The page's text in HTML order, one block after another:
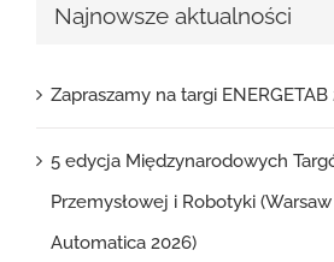
Najnowsze aktualności
Zapraszamy na targi ENERGETAB
5 edycja Międzynarodowych
Przemysłowej i Robotyki
Automatica 2026)